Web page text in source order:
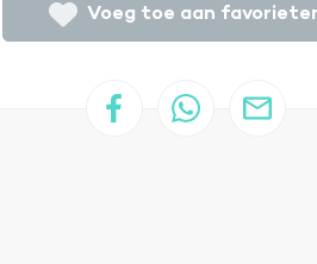
Voeg toe aan